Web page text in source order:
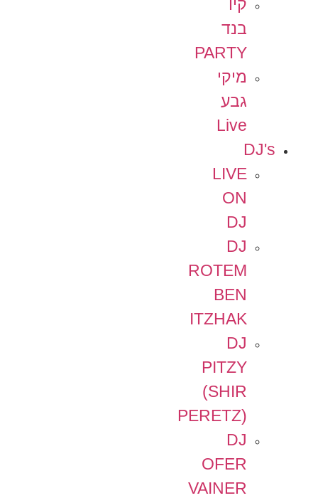
קיו
בנד
PARTY
מיקי
גבע
Live
DJ's
LIVE
ON
DJ
DJ
ROTEM
BEN
ITZHAK
DJ
PITZY
(SHIR
PERETZ)
DJ
OFER
VAINER